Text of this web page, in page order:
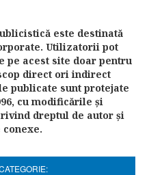
este destinată
Utilizatorii pot
pe acest site doar pentru
direct ori indirect
publicate sunt protejate
cu modificările şi
dreptul de autor şi